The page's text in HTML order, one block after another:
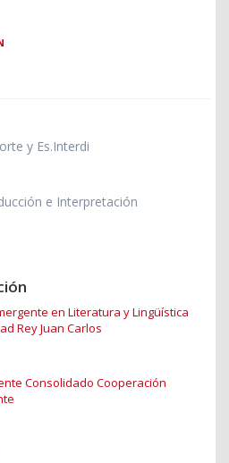
y Es.Interdi
e Interpretación
en Literatura y Lingüística
Rey Juan Carlos
Consolidado Cooperación